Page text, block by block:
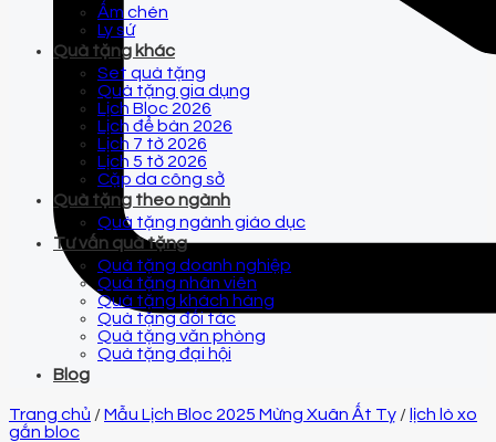
Ấm chén
Ly sứ
Quà tặng khác
Set quà tặng
Quà tặng gia dụng
Lịch Bloc 2026
Lịch để bàn 2026
Lịch 7 tờ 2026
Lịch 5 tờ 2026
Cặp da công sở
Quà tặng theo ngành
Quà tặng ngành giáo dục
Tư vấn quà tặng
Quà tặng doanh nghiệp
Quà tặng nhân viên
Quà tặng khách hàng
Quà tặng đối tác
Quà tặng văn phòng
Quà tặng đại hội
Blog
Trang chủ /Mẫu Lịch Bloc 2025 Mừng Xuân Ất Tỵ / lịch lò xo
gắn bloc